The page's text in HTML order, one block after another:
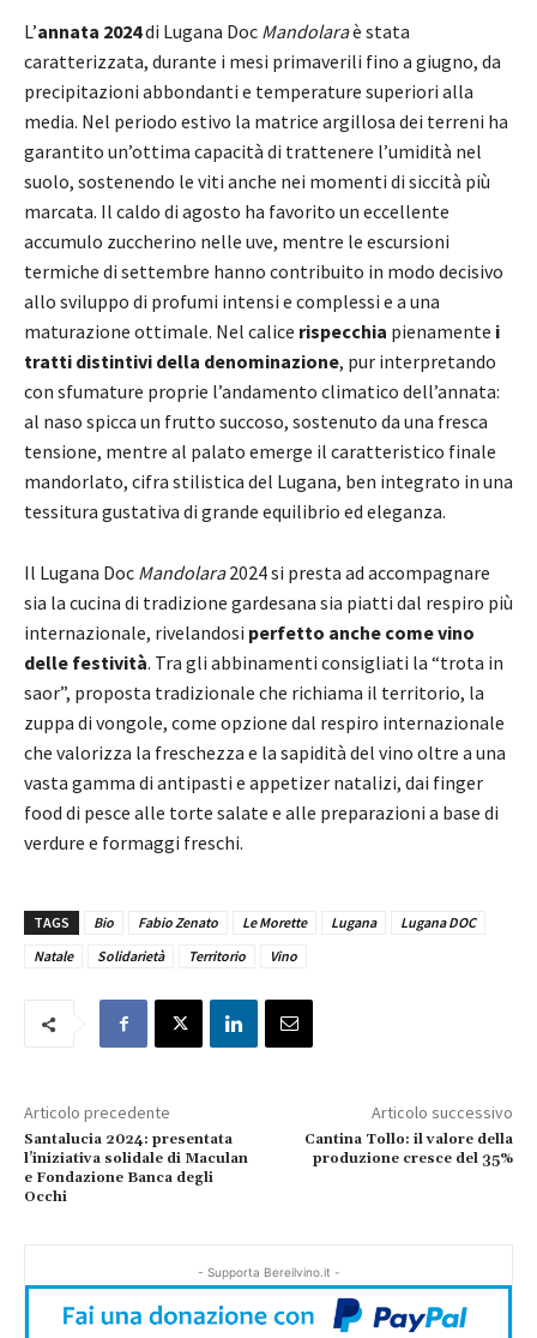
L’annata 2024di Lugana Doc Mandolaraè stata
caratterizzata, durante i mesi primaverili fino a giugno, da
precipitazioni abbondanti e temperature superiori alla
media. Nel periodo estivo la matrice argillosa dei terreni ha
garantito un’ottima capacità di trattenere l’umidità nel
suolo, sostenendo le viti anche nei momenti di siccità più
marcata. Il caldo di agosto ha favorito un eccellente
accumulo zuccherino nelle uve, mentre le escursioni
termiche di settembre hanno contribuito in modo decisivo
allo sviluppo di profumi intensi e complessi e a una
maturazione ottimale. Nel calice rispecchia pienamente i
tratti distintivi della denominazione, pur interpretando
con sfumature proprie l’andamento climatico dell’annata:
al naso spicca un frutto succoso, sostenuto da una fresca
tensione, mentre al palato emerge il caratteristico finale
mandorlato, cifra stilistica del Lugana, ben integrato in una
tessitura gustativa di grande equilibrio ed eleganza.
Il Lugana Doc Mandolara2024 si presta ad accompagnare
sia la cucina di tradizione gardesana sia piatti dal respiro più
internazionale, rivelandosi perfetto anche come vino
delle festività. Tra gli abbinamenti consigliati la “trota in
saor”, proposta tradizionale che richiama il territorio, la
zuppa di vongole, come opzione dal respiro internazionale
che valorizza la freschezza e la sapidità del vino oltre a una
vasta gamma di antipasti e appetizer natalizi, dai finger
food di pesce alle torte salate e alle preparazioni a base di
verdure e formaggi freschi.
TAGS Bio Fabio Zenato Le Morette Lugana
Lugana DOC
Natale
Solidarietà Territorio Vino
Articolo precedente
Santalucia 2024: presentata
l’iniziativa solidale di Maculan
e Fondazione Banca degli
Occhi
Articolo successivo
Cantina Tollo: il valore della
produzione cresce del 35%
- Supporta Bereilvino.it -